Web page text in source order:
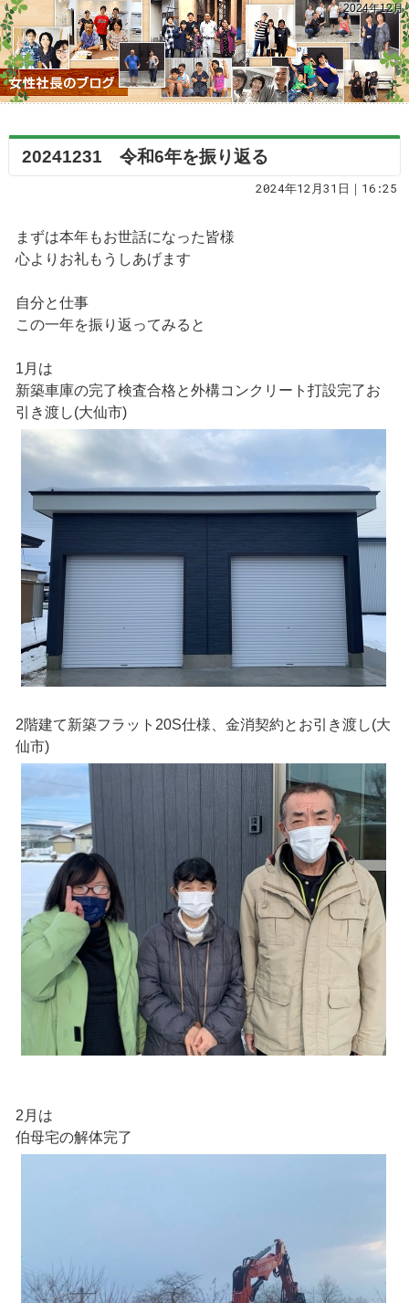
2024年12月
20241231 令和6年を振り返る
2024年12月31日｜16:25
まずは本年もお世話になった皆様
心よりお礼もうしあげます
自分と仕事
この一年を振り返ってみると
1月は
新築車庫の完了検査合格と外構コンクリート打設完了お
引き渡し(大仙市)
2階建て新築フラット20S仕様、金消契約とお引き渡し(大
仙市)
2月は
伯母宅の解体完了